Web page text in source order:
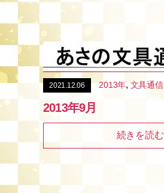
2021.12.06 2013年,文具通信
2013年9月
続きを読む